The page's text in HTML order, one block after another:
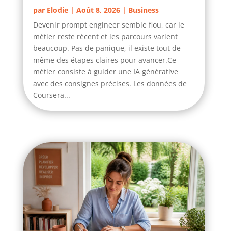
par Elodie| Août 8, 2026| Business
Devenir prompt engineer semble flou, car le
métier reste récent et les parcours varient
beaucoup. Pas de panique, il existe tout de
même des étapes claires pour avancer.Ce
métier consiste à guider une IA générative
avec des consignes précises. Les données de
Coursera...